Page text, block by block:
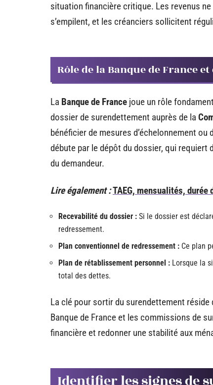
situation financière critique. Les revenus
s’empilent, et les créanciers sollicitent
Rôle de la Banque de France
La Banque de France joue un rôle
dossier de surendettement auprès de la
bénéficier de mesures d’échelonnement
débute par le dépôt du dossier, qui
du demandeur.
Lire également :TAEG, mensualités,
Recevabilité du dossier : Si le dossier est
redressement.
Plan conventionnel de redressement : Ce plan
Plan de rétablissement personnel : Lorsque la
total des dettes.
La clé pour sortir du surendettement réside
Banque de France et les commissions de
financière et redonner une stabilité aux
Identifier les signes de